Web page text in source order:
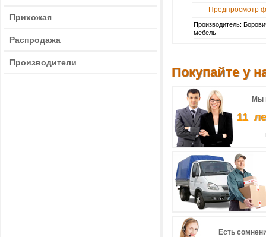
Прихожая
Распродажа
Производители
Предпросмотр
Производитель:
мебель
Покупайте у
Мы
11
Есть